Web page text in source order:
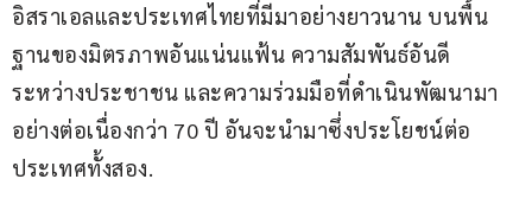
อิสราเอลและประเทศไทยที่มีมาอย่างยาวนาน บนพื้น
ฐานของมิตรภาพอันแน่นแฟ้น ความสัมพันธ์อันดี
ระหว่างประชาชน และความร่วมมือที่ดำเนินพัฒนามา
อย่างต่อเนื่องกว่า 70 ปี อันจะนำมาซึ่งประโยชน์ต่อ
ประเทศทั้งสอง.